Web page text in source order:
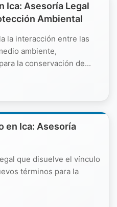
Ica: Asesoría Legal
Ambiental
la interacción entre las
ambiente,
la conservación de...
en Ica: Asesoría
que disuelve el vínculo
términos para la